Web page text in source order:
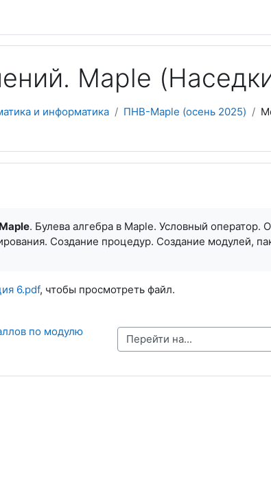
Maple
и информатика ПНВ-Maple (осень 2025)
. Булева алгебра в Maple. Условный
Создание процедур. Создание модулей,
6.pdf, чтобы просмотреть файл.
по модулю
Перейти на...